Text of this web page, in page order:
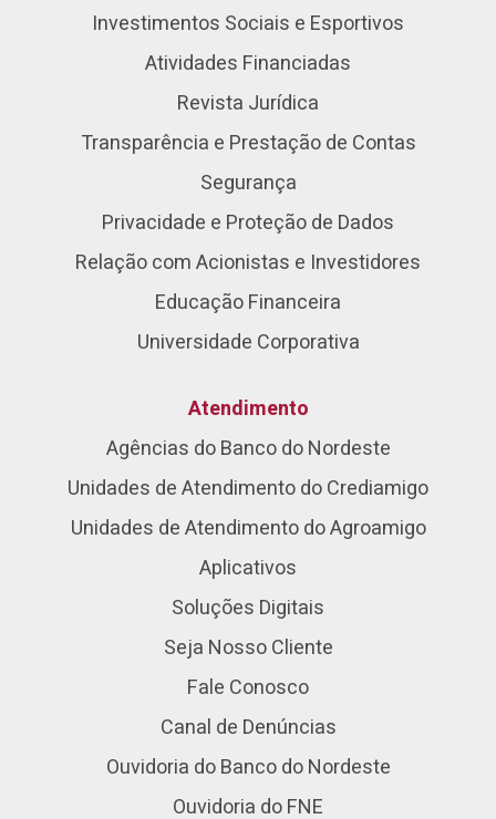
Investimentos Sociais e Esportivos
Atividades Financiadas
Revista Jurídica
Transparência e Prestação de Contas
Segurança
Privacidade e Proteção de Dados
Relação com Acionistas e Investidores
Educação Financeira
Universidade Corporativa
Atendimento
Agências do Banco do Nordeste
Unidades de Atendimento do Crediamigo
Unidades de Atendimento do Agroamigo
Aplicativos
Soluções Digitais
Seja Nosso Cliente
Fale Conosco
Canal de Denúncias
Ouvidoria do Banco do Nordeste
Ouvidoria do FNE